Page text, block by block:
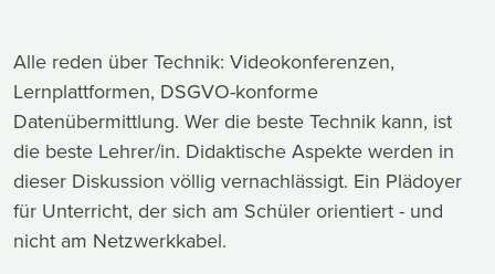
Alle reden über Technik: Videokonferenzen,
Lernplattformen, DSGVO-konforme
Datenübermittlung. Wer die beste Technik kann, ist
die beste Lehrer/in. Didaktische Aspekte werden in
dieser Diskussion völlig vernachlässigt. Ein Plädoyer
für Unterricht, der sich am Schüler orientiert - und
nicht am Netzwerkkabel.